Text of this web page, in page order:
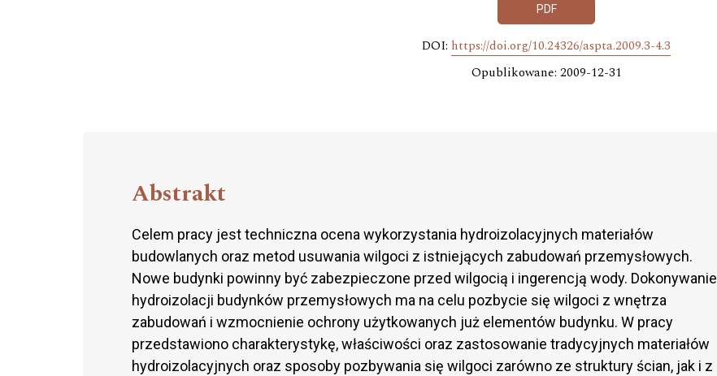
PDF
DOI: https://doi.org/10.24326/aspta.2009.3-4.3
Opublikowane: 2009-12-31
Abstrakt
Celem pracy jest techniczna ocena wykorzystania hydroizolacyjnych materiałów
budowlanych oraz metod usuwania wilgoci z istniejących zabudowań przemysłowych.
Nowe budynki powinny być zabezpieczone przed wilgocią i ingerencją wody. Dokonywanie
hydroizolacji budynków przemysłowych ma na celu pozbycie się wilgoci z wnętrza
zabudowań i wzmocnienie ochrony użytkowanych już elementów budynku. W pracy
przedstawiono charakterystykę, właściwości oraz zastosowanie tradycyjnych materiałów
hydroizolacyjnych oraz sposoby pozbywania się wilgoci zarówno ze struktury ścian, jak i z